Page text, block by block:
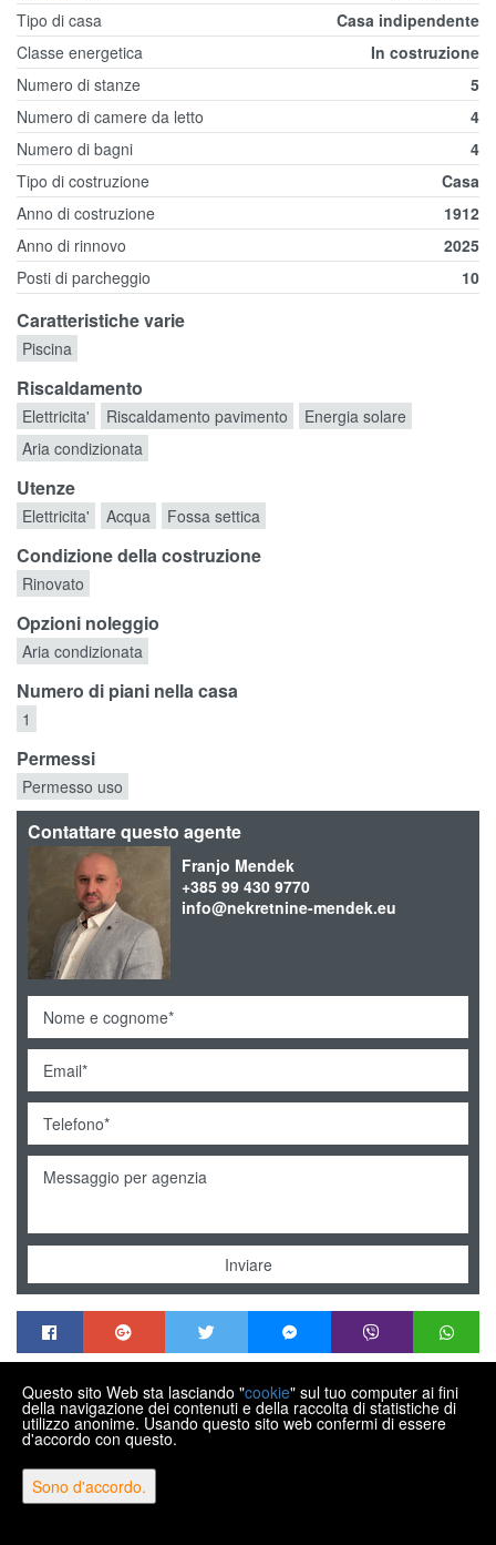
Tipo di casa
Casa indipendente
Classe energetica
In costruzione
Numero di stanze
5
Numero di camere da letto
4
Numero di bagni
4
Tipo di costruzione
Casa
Anno di costruzione
1912
Anno di rinnovo
2025
Posti di parcheggio
10
Caratteristiche varie
Piscina
Riscaldamento
Elettricita' Riscaldamento pavimento
Energia solare
Aria condizionata
Utenze
Elettricita' Acqua Fossa settica
Condizione della costruzione
Rinovato
Opzioni noleggio
Aria condizionata
Numero di piani nella casa
1
Permessi
Permesso uso
Contattare questo agente
Franjo Mendek
+385 99 430 9770
info@nekretnine-mendek.eu
Inviare
MENDEK NEKRETNINE
Trg Matije Gupca 21, Varaždin HR-42000
+385 99 430 9770
info@nekretnine-mendek.eu
Questo sito Web sta lasciando "cookie" sul tuo computer ai fini
della navigazione dei contenuti e della raccolta di statistiche di
utilizzo anonime. Usando questo sito web confermi di essere
d'accordo con questo.
Sono d'accordo.